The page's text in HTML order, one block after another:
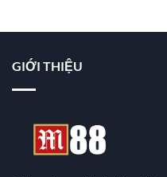
GIỚI THIỆU